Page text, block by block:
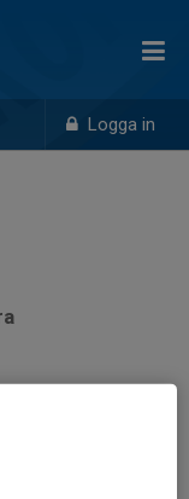
Logga in